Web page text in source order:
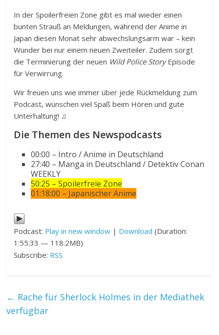
In der Spoilerfreien Zone gibt es mal wieder einen
bunten Strauß an Meldungen, während der Anime in
Japan diesen Monat sehr abwechslungsarm war – kein
Wunder bei nur einem neuen Zweiteiler. Zudem sorgt
die Terminierung der neuen Wild Police StoryEpisode
für Verwirrung.
Wir freuen uns wie immer über jede Rückmeldung zum
Podcast, wünschen viel Spaß beim Hören und gute
Unterhaltung! ♫
Die Themen des Newspodcasts
00:00 – Intro / Anime in Deutschland
27:40 – Manga in Deutschland / Detektiv Conan
WEEKLY
50:25 – Spoilerfreie Zone
01:18:00 – Japanischer Anime
Podcast: Play in new window | Download (Duration:
1:55:33 — 118.2MB)
Subscribe: RSS
← Rache für Sherlock Holmes in der Mediathek
verfügbar